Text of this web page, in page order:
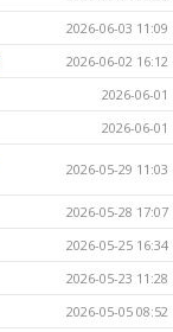
2026-06-03 11:09
2026-06-02 16:12
2026-06-01
2026-06-01
2026-05-29 11:03
2026-05-28 17:07
2026-05-25 16:34
2026-05-23 11:28
2026-05-05 08:52